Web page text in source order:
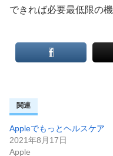
できれば必要最低限の
関連
Appleでもっとヘルスケア
2021年8月17日
Apple